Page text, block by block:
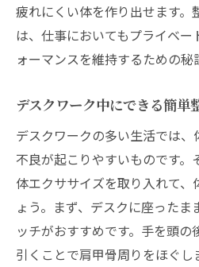
疲れにくい体を作り出せます。
は、仕事においてもプライベー
ォーマンスを維持するための秘
デスクワーク中にできる簡単
デスクワークの多い生活では
不良が起こりやすいものです。
体エクササイズを取り入れて、
ょう。まず、デスクに座った
ッチがおすすめです。手を頭
引くことで肩甲骨周りをほぐし